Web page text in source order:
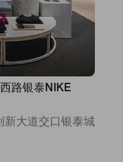
路银泰NIKE
新大道交口银泰城